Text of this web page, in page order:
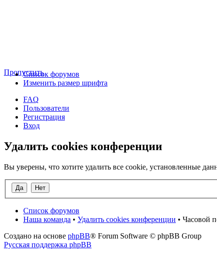
ПропуститьСписок форумов
Изменить размер шрифта
FAQ
Пользователи
Регистрация
Вход
Удалить cookies конференции
Вы уверены, что хотите удалить все cookie, установленные
Список форумов
Наша команда • Удалить cookies конференции • Часовой
Создано на основе phpBB® Forum Software © phpBB Group
Русская поддержка phpBB